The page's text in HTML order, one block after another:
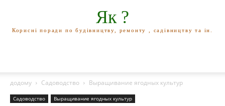
Як ?
Корисні поради по будівництву, ремонту , садівництву та ін.
додому Садоводство Выращивание ягодных культур
Садоводство Выращивание ягодных культур